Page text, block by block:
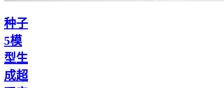
种子
5模
型生
成超